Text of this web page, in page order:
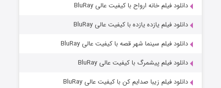
دانلود فیلم خانه ارواح با کیفیت عالی BluRay
دانلود فیلم یازده یازده با کیفیت عالی BluRay
دانلود فیلم سینما شهر قصه با کیفیت عالی BluRay
دانلود فیلم پیشمرگ با کیفیت عالی BluRay
دانلود فیلم زیبا صدایم کن با کیفیت عالی BluRay